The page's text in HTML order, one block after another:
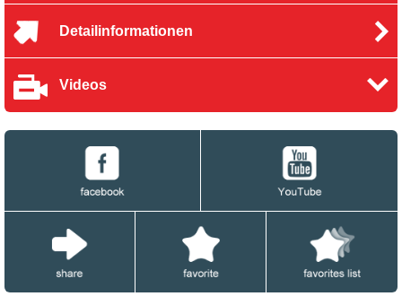
Detailinformationen
Videos